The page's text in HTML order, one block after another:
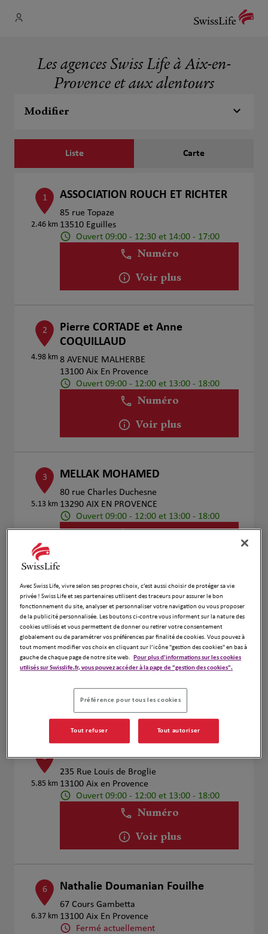
Les agences Swiss Life à Aix-en-
Provence et aux alentours
Modifier
Liste Carte
1
2.46 km
ASSOCIATION ROUCH ET RICHTER
85 rue Topaze
13510 Eguilles
Ouvert 09:00 - 12:30 et 14:00 - 17:00
Numéro
Voir plus
2
4.98 km
Pierre CORTADE et Anne
COQUILLAUD
8 AVENUE MALHERBE
13100 Aix En Provence
Ouvert 09:00 - 12:00 et 13:00 - 18:00
Numéro
Voir plus
3
5.13 km
MELLAK MOHAMED
80 rue Charles Duchesne
13290 AIX EN PROVENCE
Ouvert 09:00 - 12:00 et 13:00 - 18:00
Numéro
4
5.33 km
Jean-Marc BARRAL et Nicolas VILA
PALLEJA
29 Rue Portalis
13100 Aix en Provence
Fermé actuellement
Voir plus
5
5.85 km
PUGGIONI F. & GUARDASCIONE L.
235 Rue Louis de Broglie
13100 Aix en Provence
Ouvert 09:00 - 12:00 et 13:00 - 18:00
Numéro
Voir plus
6
6.37 km
Nathalie Doumanian Fouilhe
67 Cours Gambetta
13100 Aix En Provence
Fermé actuellement
Avec Swiss Life, vivre selon ses propres choix, c’est aussi choisir de protéger sa vie
privée ! Swiss Life et ses partenaires utilisent des traceurs pour assurer le bon
fonctionnement du site, analyser et personnaliser votre navigation ou vous proposer
de la publicité personnalisée. Les boutons ci-contre vous informent sur la nature des
cookies utilisés et vous permettent de donner ou retirer votre consentement
globalement ou de paramétrer vos préférences par finalité de cookies. Vous pouvez à
tout moment modifier vos choix en cliquant sur l’icône "gestion des cookies" en bas à
gauche de chaque page de notre site web. Pour plus d'informations sur les cookies
utilisés sur Swisslife.fr, vous pouvez accéder à la page de "gestion des cookies".
Préférence pour tous les cookies
Tout refuser Tout autoriser